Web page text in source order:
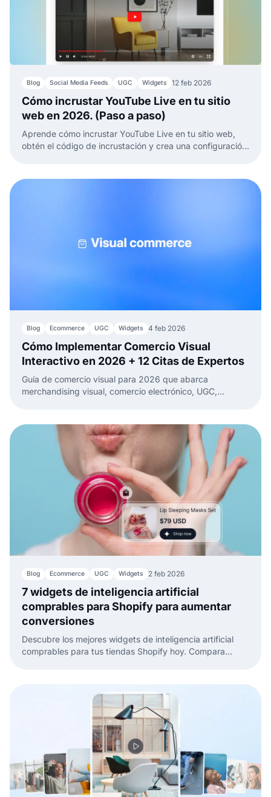
Blog Social Media Feeds UGC Widgets 12 feb 2026
Cómo incrustar YouTube Live en tu sitio
web en 2026. (Paso a paso)
Aprende cómo incrustar YouTube Live en tu sitio web,
obtén el código de incrustación y crea una configuración
Blog Ecommerce UGC Widgets 4 feb 2026
Cómo Implementar Comercio Visual
Interactivo en 2026 + 12 Citas de Expertos
Guía de comercio visual para 2026 que abarca
merchandising visual, comercio electrónico, UGC,
Blog Ecommerce UGC Widgets 2 feb 2026
7 widgets de inteligencia artificial
comprables para Shopify para aumentar
conversiones
Descubre los mejores widgets de inteligencia artificial
comprables para tus tiendas Shopify hoy. Compara